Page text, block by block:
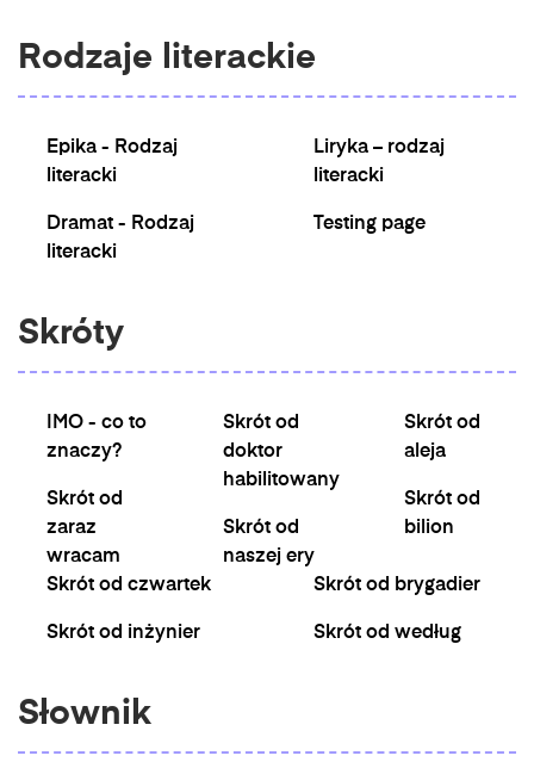
Rodzaje literackie
Epika - Rodzaj
literacki
Dramat - Rodzaj
literacki
Liryka – rodzaj
literacki
Testing page
Skróty
IMO - co to
znaczy?
Skrót od
zaraz
wracam
Skrót od
doktor
habilitowany
Skrót od
naszej ery
Skrót od
aleja
Skrót od
bilion
Skrót od czwartek
Skrót od inżynier
Skrót od brygadier
Skrót od według
Słownik